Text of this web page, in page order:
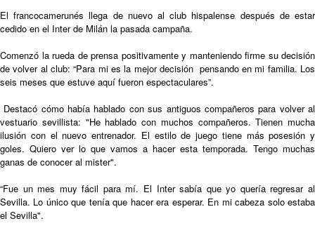
El francocamerunés llega de nuevo al club hispalense después de estar
cedido en el Inter de Milán la pasada campaña.
Comenzó la rueda de prensa positivamente y manteniendo firme su decisión
de volver al club: “Para mi es la mejor decisión pensando en mi familia. Los
seis meses que estuve aquí fueron espectaculares”.
Destacó cómo había hablado con sus antiguos compañeros para volver al
vestuario sevillista: "He hablado con muchos compañeros. Tienen mucha
ilusión con el nuevo entrenador. El estilo de juego tiene más posesión y
goles. Quiero ver lo que vamos a hacer esta temporada. Tengo muchas
ganas de conocer al mister".
“Fue un mes muy fácil para mí. El Inter sabía que yo quería regresar al
Sevilla. Lo único que tenía que hacer era esperar. En mi cabeza solo estaba
el Sevilla".